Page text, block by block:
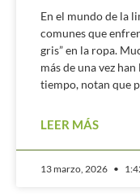
En el mundo de la
comunes que
gris” en la ropa.
más de una vez
tiempo, notan que
LEER MÁS
13 marzo, 2026